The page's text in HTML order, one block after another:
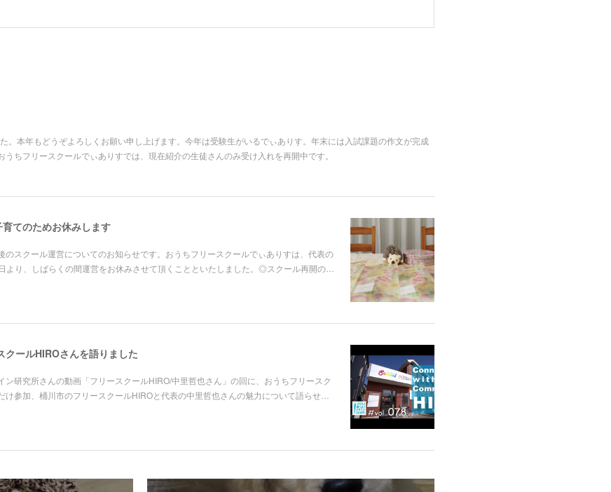
。本年もどうぞよろしくお願い申し上げます。今年は受験生がいるでぃありす。年末には入試課題の作文が完成
ちフリースクールでぃありすでは、現在紹介の生徒さんのみ受け入れを再開中です。
てのためお休みします
のスクール運営についてのお知らせです。おうちフリースクールでぃありすは、代表の
より、しばらくの間運営をお休みさせて頂くことといたしました。◎スクール再開の…
クールHIROさんを語りました
研究所さんの動画「フリースクールHIRO/中里哲也さん」の回に、おうちフリースク
参加、桶川市のフリースクールHIROと代表の中里哲也さんの魅力について語らせ…